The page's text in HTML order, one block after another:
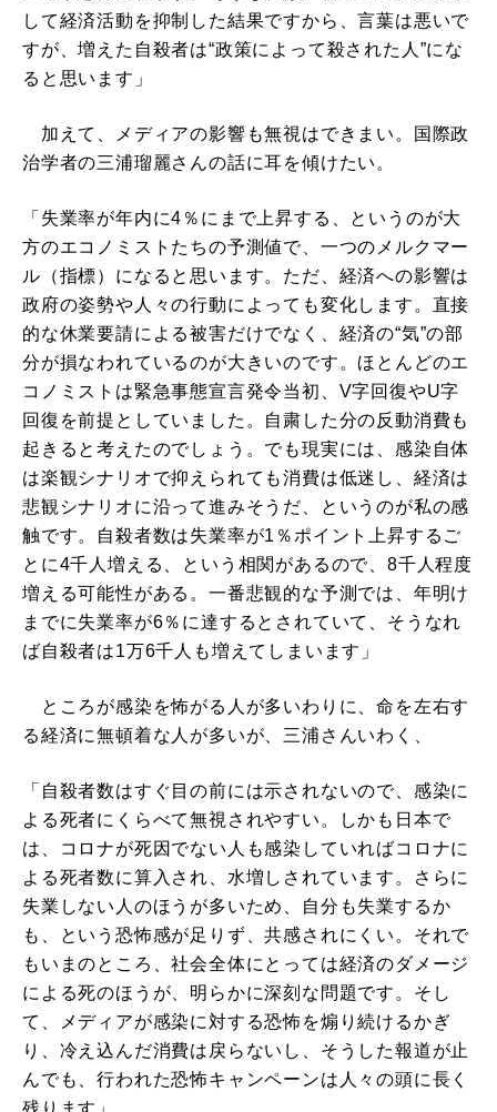
して経済活動を抑制した結果ですから、言葉は悪いで
すが、増えた自殺者は“政策によって殺された人”にな
ると思います」
加えて、メディアの影響も無視はできまい。国際政
治学者の三浦瑠麗さんの話に耳を傾けたい。
「失業率が年内に4％にまで上昇する、というのが大
方のエコノミストたちの予測値で、一つのメルクマー
ル（指標）になると思います。ただ、経済への影響は
政府の姿勢や人々の行動によっても変化します。直接
的な休業要請による被害だけでなく、経済の“気”の部
分が損なわれているのが大きいのです。ほとんどのエ
コノミストは緊急事態宣言発令当初、V字回復やU字
回復を前提としていました。自粛した分の反動消費も
起きると考えたのでしょう。でも現実には、感染自体
は楽観シナリオで抑えられても消費は低迷し、経済は
悲観シナリオに沿って進みそうだ、というのが私の感
触です。自殺者数は失業率が1％ポイント上昇するご
とに4千人増える、という相関があるので、8千人程度
増える可能性がある。一番悲観的な予測では、年明け
までに失業率が6％に達するとされていて、そうなれ
ば自殺者は1万6千人も増えてしまいます」
ところが感染を怖がる人が多いわりに、命を左右す
る経済に無頓着な人が多いが、三浦さんいわく、
「自殺者数はすぐ目の前には示されないので、感染に
よる死者にくらべて無視されやすい。しかも日本で
は、コロナが死因でない人も感染していればコロナに
よる死者数に算入され、水増しされています。さらに
失業しない人のほうが多いため、自分も失業するか
も、という恐怖感が足りず、共感されにくい。それで
もいまのところ、社会全体にとっては経済のダメージ
による死のほうが、明らかに深刻な問題です。そし
て、メディアが感染に対する恐怖を煽り続けるかぎ
り、冷え込んだ消費は戻らないし、そうした報道が止
んでも、行われた恐怖キャンペーンは人々の頭に長く
残ります」